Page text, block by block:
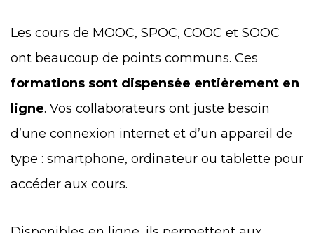
Les cours de MOOC, SPOC, COOC et SOOC
ont beaucoup de points communs. Ces
formations sont dispensée entièrement en
ligne. Vos collaborateurs ont juste besoin
d’une connexion internet et d’un appareil de
type : smartphone, ordinateur ou tablette pour
accéder aux cours.